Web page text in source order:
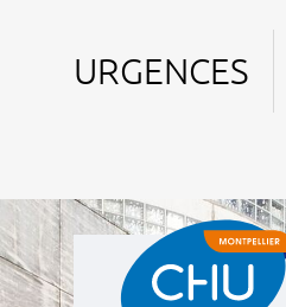
URGENCES